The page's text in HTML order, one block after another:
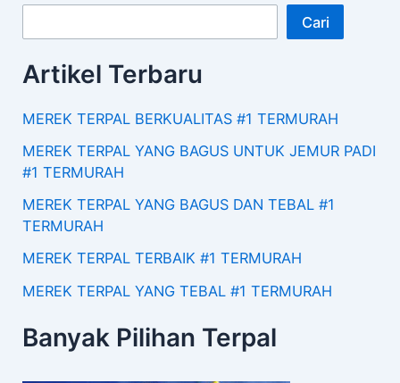
Cari
Artikel Terbaru
MEREK TERPAL BERKUALITAS #1 TERMURAH
MEREK TERPAL YANG BAGUS UNTUK JEMUR PADI
#1 TERMURAH
MEREK TERPAL YANG BAGUS DAN TEBAL #1
TERMURAH
MEREK TERPAL TERBAIK #1 TERMURAH
MEREK TERPAL YANG TEBAL #1 TERMURAH
Banyak Pilihan Terpal